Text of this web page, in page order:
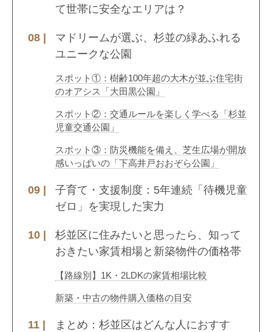
て世帯に安全なエリアは？
マドリームが選ぶ、杉並の緑あふれる
ユニークな公園
スポット①：樹齢100年超の大木が並ぶ住宅街
のオアシス「大田黒公園」
スポット②：交通ルールを楽しく学べる「杉並
児童交通公園」
スポット③：防災機能を備え、芝生広場が開放
感いっぱいの「下高井戸おおぞら公園」
子育て・支援制度：5年連続「待機児童
ゼロ」を実現した実力
杉並区に住みたいと思ったら、知って
おきたい家賃相場と新築物件の価格帯
【路線別】1K・2LDKの家賃相場比較
新築・中古の物件購入価格の目安
まとめ：杉並区はどんな人におすす